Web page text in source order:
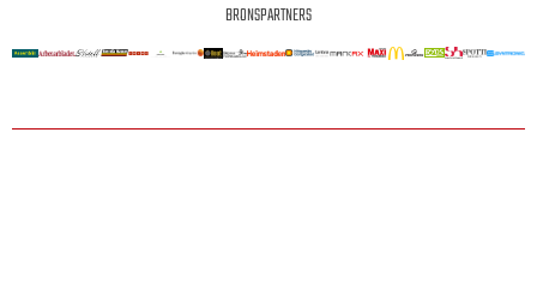
BRONSPARTNERS